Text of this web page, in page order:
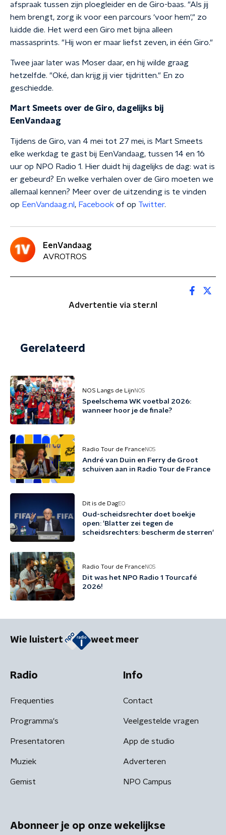
afspraak tussen zijn ploegleider en de Giro-baas. "Als jij
hem brengt, zorg ik voor een parcours 'voor hem'," zo
luidde die. Het werd een Giro met bijna alleen
massasprints. "Hij won er maar liefst zeven, in één Giro."
Twee jaar later was Moser daar, en hij wilde graag
hetzelfde. "Oké, dan krijg jij vier tijdritten." En zo
geschiedde.
Mart Smeets over de Giro, dagelijks bij
EenVandaag
Tijdens de Giro, van 4 mei tot 27 mei, is Mart Smeets
elke werkdag te gast bij EenVandaag, tussen 14 en 16
uur op NPO Radio 1. Hier duidt hij dagelijks de dag: wat is
er gebeurd? En welke verhalen over de Giro moeten we
allemaal kennen? Meer over de uitzending is te vinden
op EenVandaag.nl , Facebook of op Twitter.
EenVandaag
AVROTROS
Advertentie via ster.nl
Gerelateerd
NOS Langs de Lijn NOS
Speelschema WK voetbal 2026:
wanneer hoor je de finale?
Radio Tour de FranceNOS
André van Duin en Ferry de Groot
schuiven aan in Radio Tour de France
Dit is de DagEO
Oud-scheidsrechter doet boekje
open: 'Blatter zei tegen de
scheidsrechters: bescherm de sterren'
Radio Tour de FranceNOS
Dit was het NPO Radio 1 Tourcafé
2026!
Wie luistert weet meer
Radio
Frequenties
Programma's
Presentatoren
Muziek
Gemist
Info
Contact
Veelgestelde vragen
App de studio
Adverteren
NPO Campus
Abonneer je op onze wekelijkse